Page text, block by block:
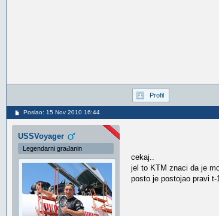
Profil
Poslao: 15 Nov 2010 16:44
USSVoyager
Legendarni građanin
cekaj..
jel to KTM znaci da je
posto je postojao pravi